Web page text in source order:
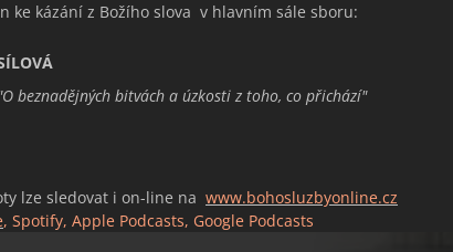
ke kázání z Božího slova v hlavním sále sboru:
O beznadějných bitvách a úzkosti z toho, co přichází"
lze sledovat i on-line na www.bohosluzbyonline.cz
, Spotify, Apple Podcasts, Google Podcasts